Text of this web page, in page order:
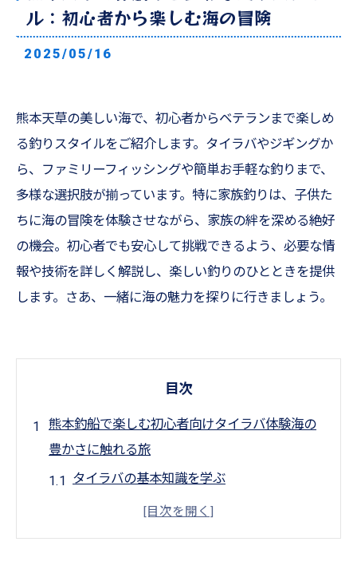
ル：初心者から楽しむ海の冒険
2025/05/16
熊本天草の美しい海で、初心者からベテランまで楽しめ
る釣りスタイルをご紹介します。タイラバやジギングか
ら、ファミリーフィッシングや簡単お手軽な釣りまで、
多様な選択肢が揃っています。特に家族釣りは、子供た
ちに海の冒険を体験させながら、家族の絆を深める絶好
の機会。初心者でも安心して挑戦できるよう、必要な情
報や技術を詳しく解説し、楽しい釣りのひとときを提供
します。さあ、一緒に海の魅力を探りに行きましょう。
目次
熊本釣船で楽しむ初心者向けタイラバ体験海の
豊かさに触れる旅
タイラバの基本知識を学ぶ
初めてのタイラバに必要な道具
熊本の海で体験するタイラバの魅力